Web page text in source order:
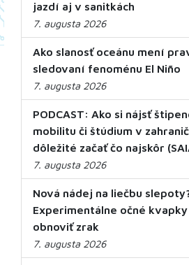
jazdí aj v sanitkách
7. augusta 2026
Ako slanosť oceánu mení
sledovaní fenoménu El Niño
7. augusta 2026
PODCAST: Ako si nájsť
mobilitu či štúdium v
dôležité začať čo najskôr
7. augusta 2026
Nová nádej na liečbu
Experimentálne očné
obnoviť zrak
7. augusta 2026